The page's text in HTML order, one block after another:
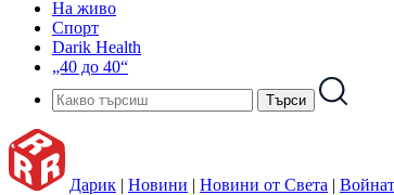
На живо
Спорт
Darik Health
„40 до 40“
Дарик | Новини | Новини от Света |